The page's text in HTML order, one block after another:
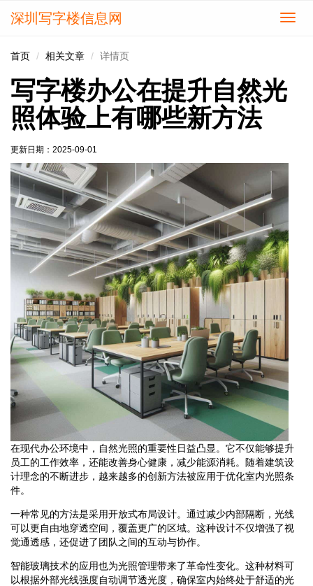
切
深圳写字楼信息网
首页 相关文章 详情页
写字楼办公在提升自然光
照体验上有哪些新方法
更新日期： 2025-09-01
在现代办公环境中，自然光照的重要性日益凸显。它不仅能够提升
员工的工作效率，还能改善身心健康，减少能源消耗。随着建筑设
计理念的不断进步，越来越多的创新方法被应用于优化室内光照条
件。
一种常见的方法是采用开放式布局设计。通过减少内部隔断，光线
可以更自由地穿透空间，覆盖更广的区域。这种设计不仅增强了视
觉通透感，还促进了团队之间的互动与协作。
智能玻璃技术的应用也为光照管理带来了革命性变化。这种材料可
以根据外部光线强度自动调节透光度，确保室内始终处于舒适的光